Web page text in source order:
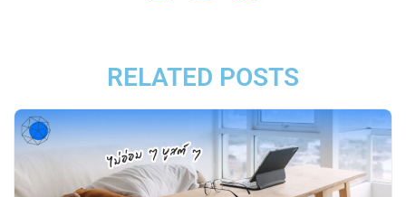
RELATED POSTS